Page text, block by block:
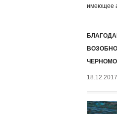
имеющее
18.12.2017